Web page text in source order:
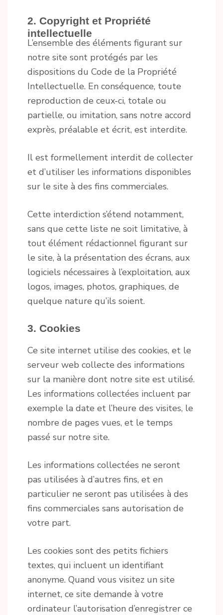
2. Copyright et Propriété
intellectuelle
L’ensemble des éléments figurant sur
notre site sont protégés par les
dispositions du Code de la Propriété
Intellectuelle. En conséquence, toute
reproduction de ceux-ci, totale ou
partielle, ou imitation, sans notre accord
exprès, préalable et écrit, est interdite.
Il est formellement interdit de collecter
et d’utiliser les informations disponibles
sur le site à des fins commerciales.
Cette interdiction s’étend notamment,
sans que cette liste ne soit limitative, à
tout élément rédactionnel figurant sur
le site, à la présentation des écrans, aux
logiciels nécessaires à l’exploitation, aux
logos, images, photos, graphiques, de
quelque nature qu’ils soient.
3. Cookies
Ce site internet utilise des cookies, et le
serveur web collecte des informations
sur la manière dont notre site est utilisé.
Les informations collectées incluent par
exemple la date et l’heure des visites, le
nombre de pages vues, et le temps
passé sur notre site.
Les informations collectées ne seront
pas utilisées à d’autres fins, et en
particulier ne seront pas utilisées à des
fins commerciales sans autorisation de
votre part.
Les cookies sont des petits fichiers
textes, qui incluent un identifiant
anonyme. Quand vous visitez un site
internet, ce site demande à votre
ordinateur l’autorisation d’enregistrer ce